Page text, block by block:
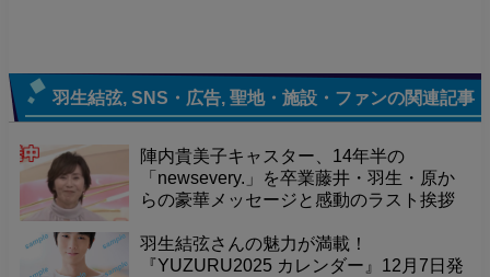
羽生結弦, SNS・広告, 聖地・施設・ファンの関連記事
陣内貴美子キャスター、14年半の
「newsevery.」を卒業藤井・羽生・原か
らの豪華メッセージと感動のラスト挨拶
羽生結弦さんの魅力が満載！
『YUZURU2025 カレンダー』12月7日発